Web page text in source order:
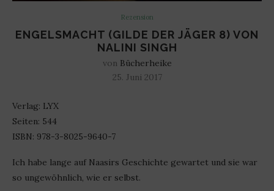
Rezension
ENGELSMACHT (GILDE DER JÄGER 8) VON
NALINI SINGH
von Bücherheike
25. Juni 2017
Verlag: LYX
Seiten: 544
ISBN: 978-3-8025-9640-7
Ich habe lange auf Naasirs Geschichte gewartet und sie war
so ungewöhnlich, wie er selbst.